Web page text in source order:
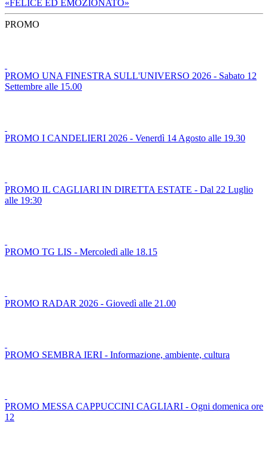
«FELICE ED EMOZIONATO»
PROMO
PROMO UNA FINESTRA SULL'UNIVERSO 2026 - Sabato 12
Settembre alle 15.00
PROMO I CANDELIERI 2026 - Venerdì 14 Agosto alle 19.30
PROMO IL CAGLIARI IN DIRETTA ESTATE - Dal 22 Luglio
alle 19:30
PROMO TG LIS - Mercoledì alle 18.15
PROMO RADAR 2026 - Giovedì alle 21.00
PROMO SEMBRA IERI - Informazione, ambiente, cultura
PROMO MESSA CAPPUCCINI CAGLIARI - Ogni domenica ore
12